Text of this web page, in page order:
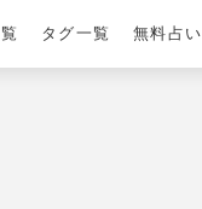
タグ一覧 無料占い